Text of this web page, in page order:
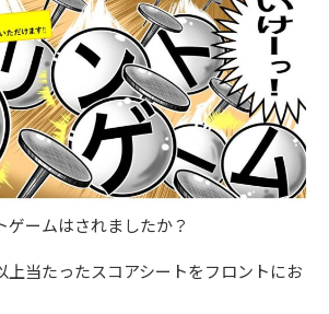
ゲームはされましたか？
上当たったスコアシートをフロントにお